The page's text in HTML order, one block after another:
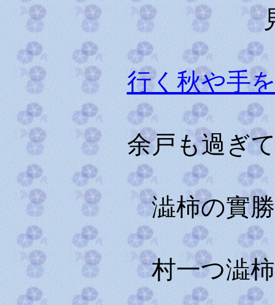
行く秋や手
余戸も過ぎ
澁柿の實
村一つ澁